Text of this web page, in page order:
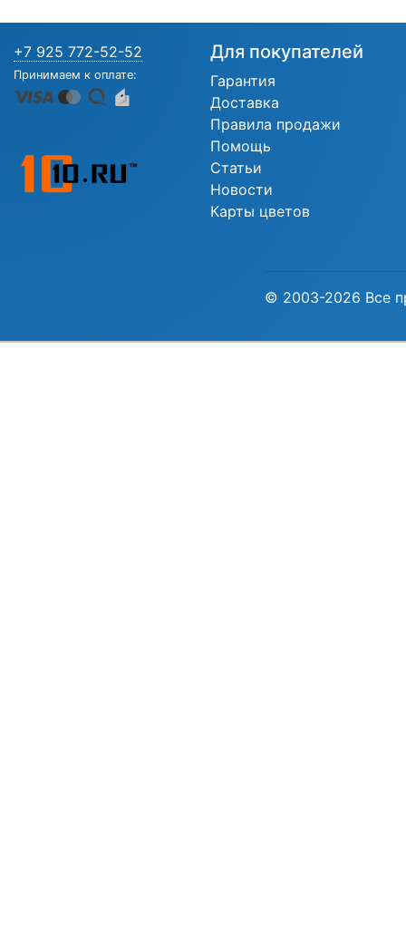
+7 925 772-52-52
Принимаем к оплате:
Для покупателей
Гарантия
Доставка
Правила продажи
Помощь
Статьи
Новости
Карты цветов
© 2003-2026 Все